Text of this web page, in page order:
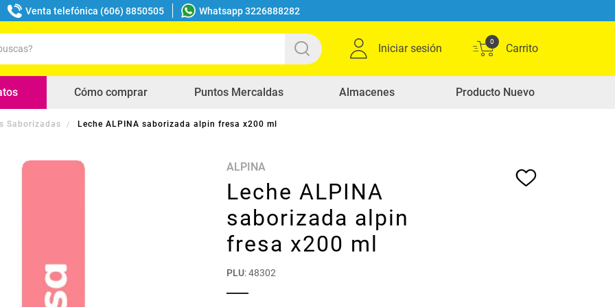
Venta telefónica (606) 8850505 Whatsapp 3226888282
Iniciar sesión
0
Cómo comprar Puntos Mercaldas Almacenes Producto Nuevo
Saborizadas Leche ALPINA saborizada alpin fresa x200 ml
ALPINA
Leche ALPINA
saborizada alpin
fresa x200 ml
PLU:48302
buscados